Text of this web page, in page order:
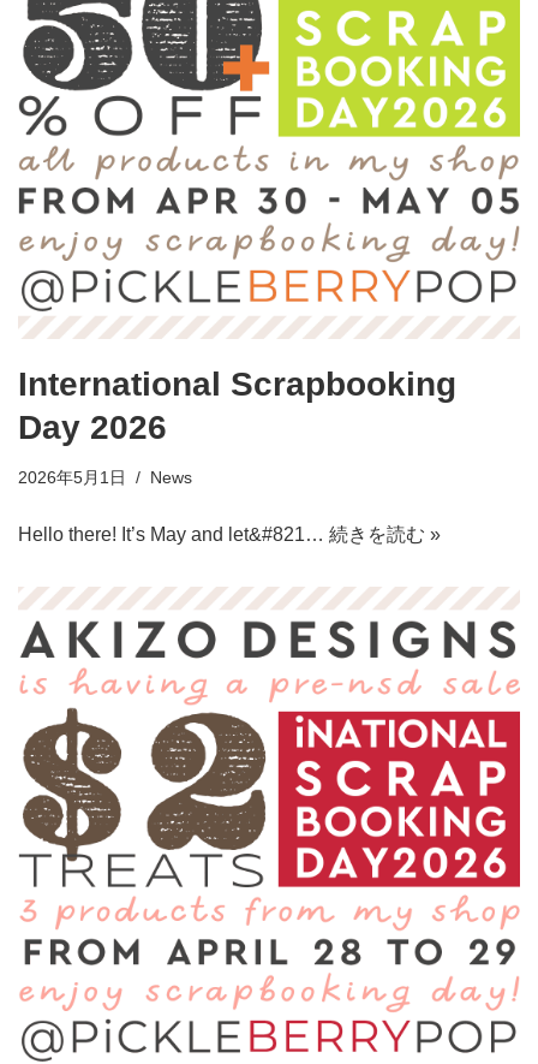
International Scrapbooking
Day 2026
2026年5月1日 News
Hello there! It’s May and let&#821… 続きを読む »